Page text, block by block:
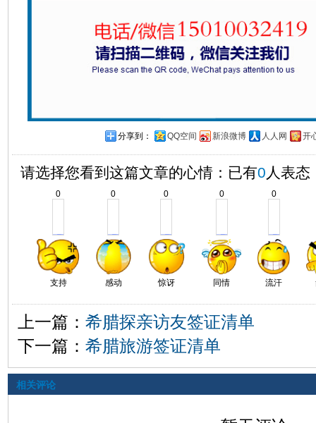
分享到： QQ空间 新浪微博 人人网 开
请选择您看到这篇文章的心情：已有0 人表态
0
支持
0
感动
0
惊讶
0
同情
0
流汗
上一篇： 希腊探亲访友签证清单
下一篇： 希腊旅游签证清单
相关评论